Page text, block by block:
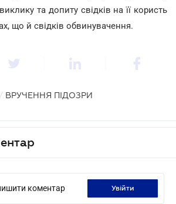
та допиту свідків на її користь
що й свідків обвинувачення.
/ ВРУЧЕННЯ ПІДОЗРИ
коментар увійти